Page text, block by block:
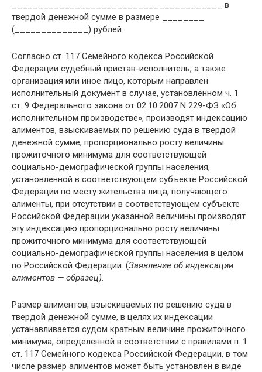
________________________________________ в
твердой денежной сумме в размере ________
(______________) рублей.
Согласно ст. 117 Семейного кодекса Российской
Федерации судебный пристав-исполнитель, а также
организация или иное лицо, которым направлен
исполнительный документ в случае, установленном ч. 1
ст. 9 Федерального закона от 02.10.2007 N 229-ФЗ «Об
исполнительном производстве», производят индексацию
алиментов, взыскиваемых по решению суда в твердой
денежной сумме, пропорционально росту величины
прожиточного минимума для соответствующей
социально-демографической группы населения,
установленной в соответствующем субъекте Российской
Федерации по месту жительства лица, получающего
алименты, при отсутствии в соответствующем субъекте
Российской Федерации указанной величины производят
эту индексацию пропорционально росту величины
прожиточного минимума для соответствующей
социально-демографической группы населения в целом
по Российской Федерации. (Заявление об индексации
алиментов — образец).
Размер алиментов, взыскиваемых по решению суда в
твердой денежной сумме, в целях их индексации
устанавливается судом кратным величине прожиточного
минимума, определенной в соответствии с правилами п. 1
ст. 117 Семейного кодекса Российской Федерации, в том
числе размер алиментов может быть установлен в виде